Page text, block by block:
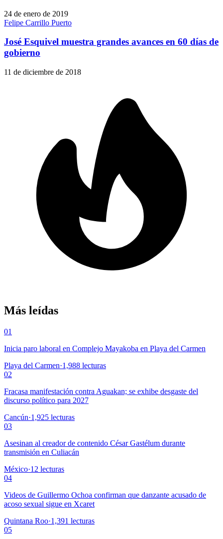
24 de enero de 2019
Felipe Carrillo Puerto
José Esquivel muestra grandes avances en 60 días de
gobierno
11 de diciembre de 2018
Más leídas
01
Inicia paro laboral en Complejo Mayakoba en Playa del Carmen
Playa del Carmen·1,988 lecturas
02
Fracasa manifestación contra Aguakan; se exhibe desgaste del
discurso político para 2027
Cancún·1,925 lecturas
03
Asesinan al creador de contenido César Gastélum durante
transmisión en Culiacán
México·12 lecturas
04
Videos de Guillermo Ochoa confirman que danzante acusado de
acoso sexual sigue en Xcaret
Quintana Roo·1,391 lecturas
05